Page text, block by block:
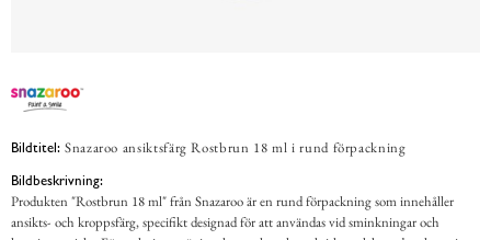
Bildtitel: Snazaroo ansiktsfärg Rostbrun 18 ml i rund förpackning
Bildbeskrivning:
Produkten "Rostbrun 18 ml" från Snazaroo är en rund förpackning som innehåller
ansikts- och kroppsfärg, specifikt designad för att användas vid sminkningar och